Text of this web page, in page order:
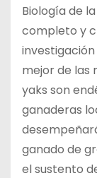
Biología de
completo y
mejor de las
yaks son
ganaderas
ganado de
el sustento